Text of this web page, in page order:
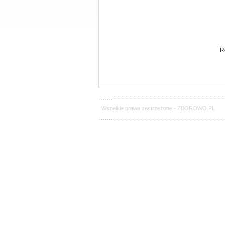
Wszelkie prawa zastrzeżone - ZBOROWO.PL